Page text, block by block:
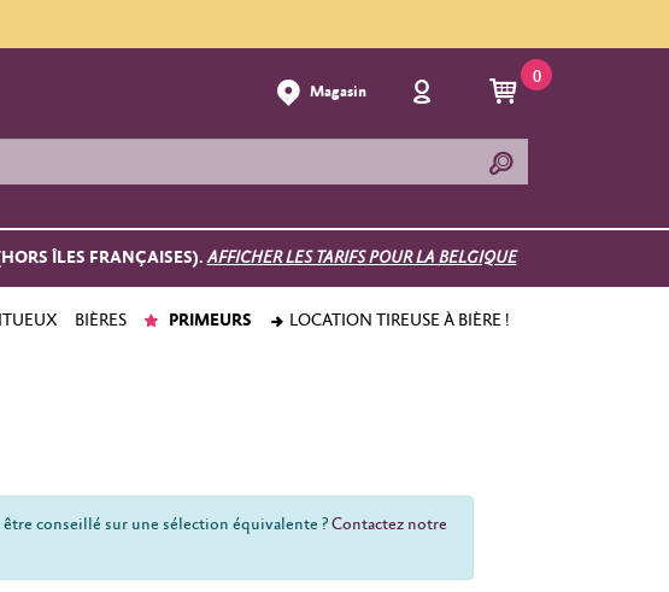
Magasin
0
ÎLES FRANÇAISES).AFFICHER LES TARIFS POUR LA BELGIQUE
BIÈRES PRIMEURS LOCATION TIREUSE À BIÈRE !
conseillé sur une sélection équivalente ?Contactez notre